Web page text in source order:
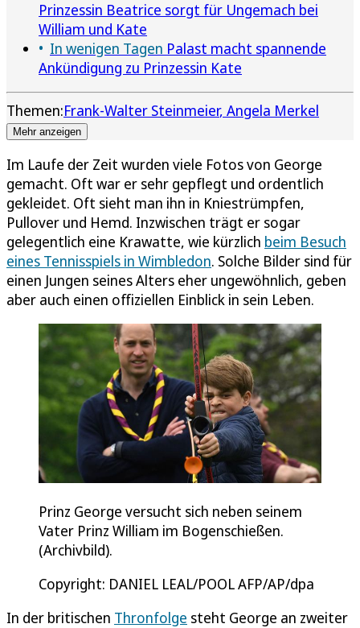
Prinzessin Beatrice sorgt für Ungemach bei
William und Kate
In wenigen Tagen Palast macht spannende
Ankündigung zu Prinzessin Kate
Themen:Frank-Walter Steinmeier Angela Merkel
Mehr anzeigen
Im Laufe der Zeit wurden viele Fotos von George
gemacht. Oft war er sehr gepflegt und ordentlich
gekleidet. Oft sieht man ihn in Kniestrümpfen,
Pullover und Hemd. Inzwischen trägt er sogar
gelegentlich eine Krawatte, wie kürzlich beim Besuch
eines Tennisspiels in Wimbledon. Solche Bilder sind für
einen Jungen seines Alters eher ungewöhnlich, geben
aber auch einen offiziellen Einblick in sein Leben.
Prinz George versucht sich neben seinem
Vater Prinz William im Bogenschießen.
(Archivbild).
Copyright: DANIEL LEAL/POOL AFP/AP/dpa
In der britischen Thronfolge steht George an zweiter